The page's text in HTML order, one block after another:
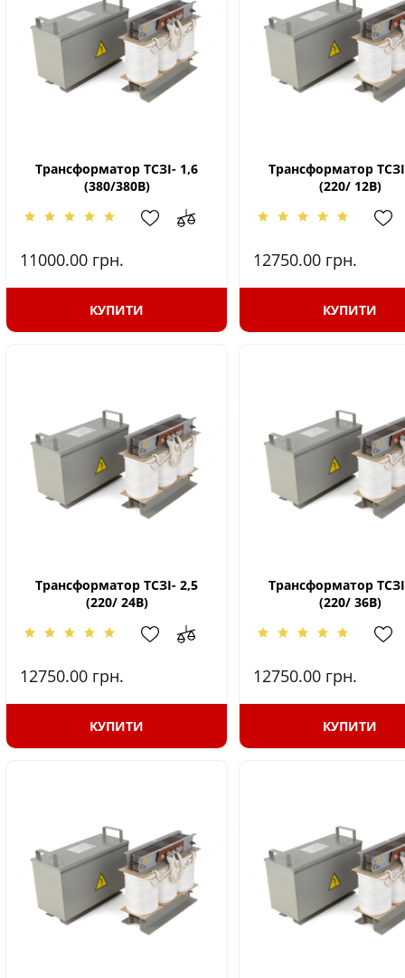
Трансформатор ТСЗІ- 1,6
(380/380В)
11000.00 грн.
КУПИТИ
Трансформатор
(220/ 12В)
12750.00 грн.
КУПИТИ
Трансформатор ТСЗІ- 2,5
(220/ 24В)
12750.00 грн.
КУПИТИ
Трансформатор
(220/ 36В)
12750.00 грн.
КУПИТИ